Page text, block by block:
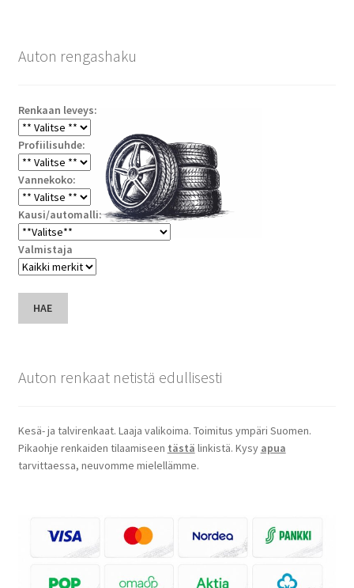
Auton rengashaku
Renkaan leveys:
Profiilisuhde:
Vannekoko:
Kausi/automalli:
Valmistaja
HAE
Auton renkaat netistä edullisesti
Kesä- ja talvirenkaat. Laaja valikoima. Toimitus ympäri Suomen.
Pikaohje renkaiden tilaamiseen tästä linkistä. Kysy apua
tarvittaessa, neuvomme mielellämme.